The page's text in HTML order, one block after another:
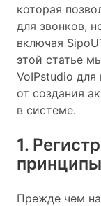
которая
для звонков,
включая
этой статье
VoIPstudio для
от создания
в системе.
1.
Прежде чем